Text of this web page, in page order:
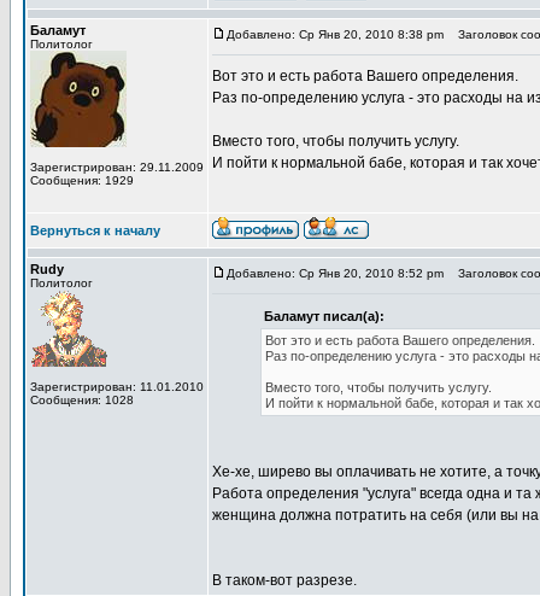
Баламут
Политолог
Зарегистрирован: 29.11.2009
Сообщения: 1929
Добавлено: Ср Янв 20, 2010 8:38 pm Заголовок
Вот это и есть работа Вашего определения.
Раз по-определению услуга - это расходы на
Вместо того, чтобы получить услугу.
И пойти к нормальной бабе, которая и так
Вернуться к началу
Rudy
Политолог
Зарегистрирован: 11.01.2010
Сообщения: 1028
Добавлено: Ср Янв 20, 2010 8:52 pm Заголовок
Баламут писал(а):
Вот это и есть работа Вашего определения.
Раз по-определению услуга - это расходы
Вместо того, чтобы получить услугу.
И пойти к нормальной бабе, которая и так
Хе-хе, ширево вы оплачивать не хотите, а
Работа определения "услуга" всегда одна и
женщина должна потратить на себя (или вы
В таком-вот разрезе.